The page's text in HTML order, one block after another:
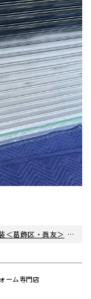
＜葛飾区・眞友＞
ーム専門店